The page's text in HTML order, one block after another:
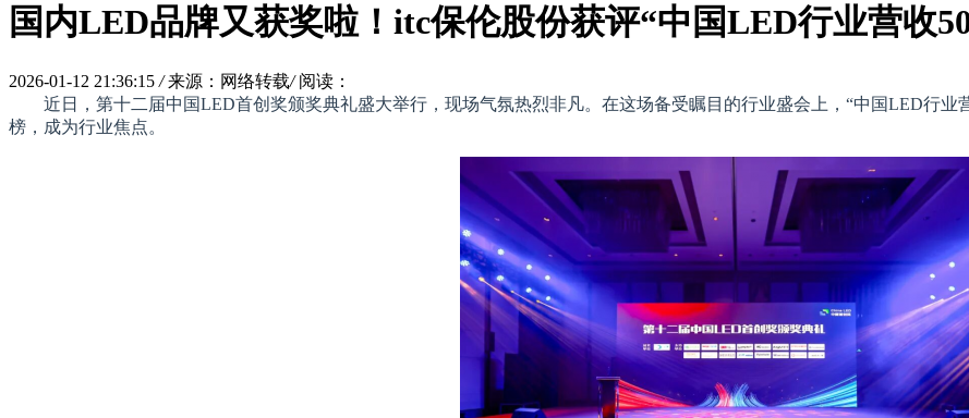
国内LED品牌又获奖啦！itc保伦股份获评“中国LED行业营收
2026-01-12 21:36:15 / 来源：网络转载/ 阅读：
近日，第十二届中国LED首创奖颁奖典礼盛大举行，现场气氛热烈非凡。在这场备受瞩目的行业盛会上，“中国LED行业
榜，成为行业焦点。